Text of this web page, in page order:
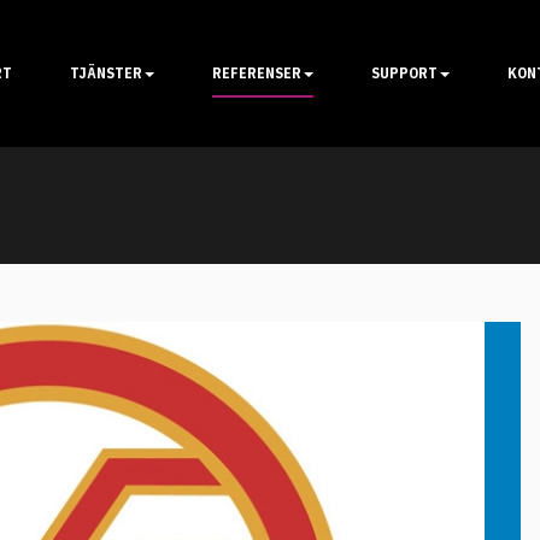
TJÄNSTER REFERENSER SUPPORT